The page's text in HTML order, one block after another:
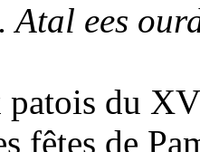
Atal ees
patois du
fêtes de